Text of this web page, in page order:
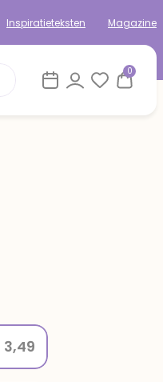
Inspiratieteksten Magazine
0
3,49